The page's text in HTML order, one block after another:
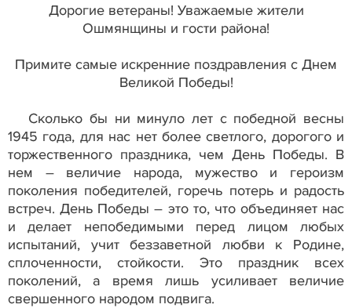
Дорогие ветераны! Уважаемые жители
Ошмянщины и гости района!
Примите самые искренние поздравления с Днем
Великой Победы!
Сколько бы ни минуло лет с победной весны
1945 года, для нас нет более светлого, дорогого и
торжественного праздника, чем День Победы. В
нем – величие народа, мужество и героизм
поколения победителей, горечь потерь и радость
встреч. День Победы – это то, что объединяет нас
и делает непобедимыми перед лицом любых
испытаний, учит беззаветной любви к Родине,
сплоченности, стойкости. Это праздник всех
поколений, а время лишь усиливает величие
свершенного народом подвига.